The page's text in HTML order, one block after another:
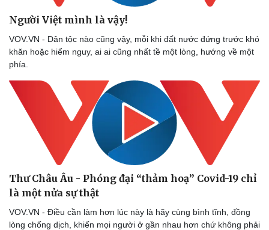
Người Việt mình là vậy!
VOV.VN - Dân tộc nào cũng vậy, mỗi khi đất nước đứng trước khó
khăn hoặc hiểm nguy, ai ai cũng nhất tề một lòng, hướng về một
phía.
Thư Châu Âu - Phóng đại “thảm hoạ” Covid-19 chỉ
là một nửa sự thật
VOV.VN - Điều cần làm hơn lúc này là hãy cùng bình tĩnh, đồng
lòng chống dịch, khiến mọi người ở gần nhau hơn chứ không phải